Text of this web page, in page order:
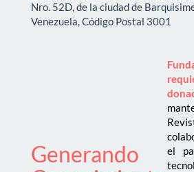
Nro. 52D, de la ciudad de
Venezuela, Código Postal 3001
Generando
el